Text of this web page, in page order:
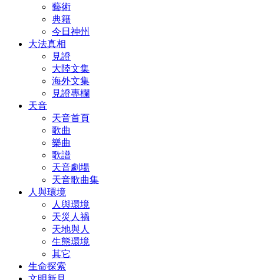
藝術
典籍
今日神州
大法真相
見證
大陸文集
海外文集
見證專欄
天音
天音首頁
歌曲
樂曲
歌譜
天音劇場
天音歌曲集
人與環境
人與環境
天災人禍
天地與人
生態環境
其它
生命探索